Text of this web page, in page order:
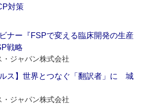
対策
ナー『FSPで変える臨床開発の生産
戦略
ジャパン株式会社
ルス】世界とつなぐ「翻訳者」に 城
ジャパン株式会社